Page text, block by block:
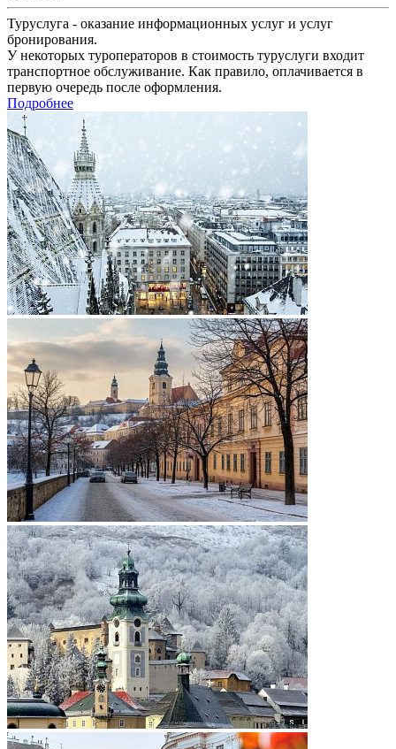
Туруслуга - оказание информационных услуг и услуг
бронирования.
У некоторых туроператоров в стоимость туруслуги входит
транспортное обслуживание. Как правило, оплачивается в
первую очередь после оформления.
Подробнее